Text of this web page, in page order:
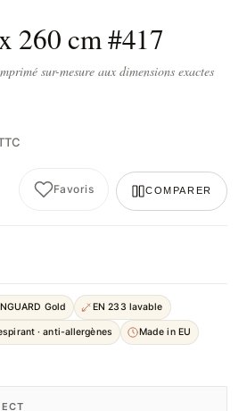
260 cm #417
sur-mesure aux dimensions exactes
Favoris COMPARER
Gold EN 233 lavable
· anti-allergènes Made in EU